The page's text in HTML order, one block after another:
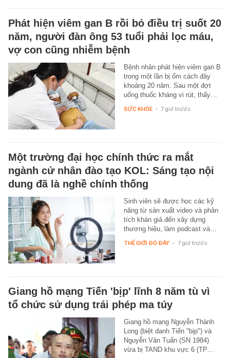
Phát hiện viêm gan B rồi bỏ điều trị suốt 20
năm, người đàn ông 53 tuổi phải lọc máu,
vợ con cũng nhiễm bệnh
Bệnh nhân phát hiện viêm gan B
trong một lần bị ốm cách đây
khoảng 20 năm. Sau một đợt
uống thuốc kháng vi rút, thấy…
SỨC KHỎE - 7 giờ trước
Một trường đại học chính thức ra mắt
ngành cử nhân đào tạo KOL: Sáng tạo nội
dung đã là nghề chính thống
Sinh viên sẽ được học các kỹ
năng từ sản xuất video và phân
tích khán giả đến xây dựng
thương hiệu, làm podcast và…
THẾ GIỚI ĐÓ ĐÂY - 7 giờ trước
Giang hồ mạng Tiến 'bịp' lĩnh 8 năm tù vì
tổ chức sử dụng trái phép ma túy
Giang hồ mạng Nguyễn Thành
Long (biệt danh Tiến "bịp") và
Nguyễn Văn Tuấn (SN 1984)
vừa bị TAND khu vực 6 (TP…